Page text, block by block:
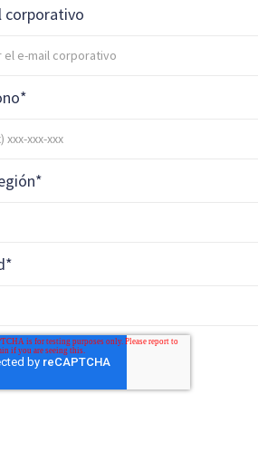
corporativo
*
*
*